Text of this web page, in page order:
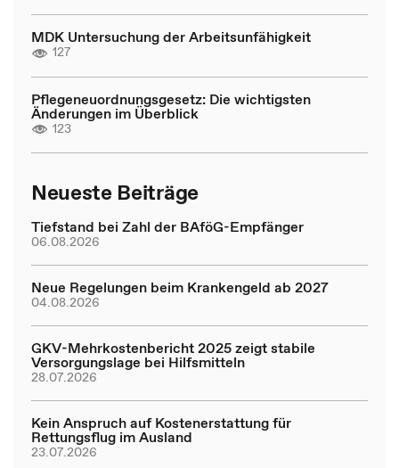
MDK Untersuchung der Arbeitsunfähigkeit
127
Pflegeneuordnungsgesetz: Die wichtigsten
Änderungen im Überblick
123
Neueste Beiträge
Tiefstand bei Zahl der BAföG-Empfänger
06.08.2026
Neue Regelungen beim Krankengeld ab 2027
04.08.2026
GKV-Mehrkostenbericht 2025 zeigt stabile
Versorgungslage bei Hilfsmitteln
28.07.2026
Kein Anspruch auf Kostenerstattung für
Rettungsflug im Ausland
23.07.2026